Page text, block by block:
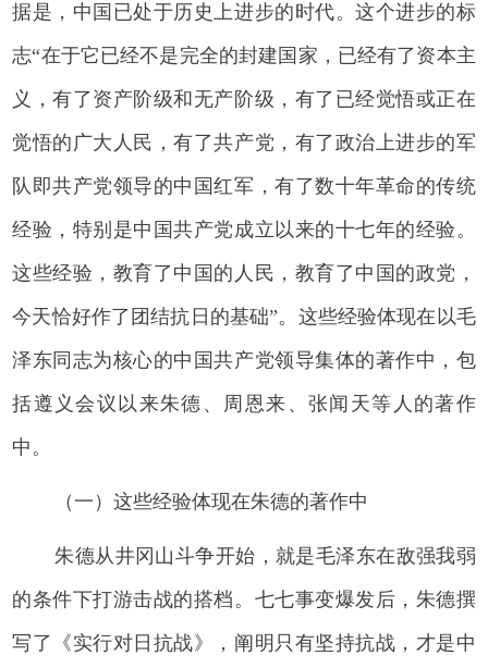
据是，中国已处于历史上进步的时代。这个进步的标
志“在于它已经不是完全的封建国家，已经有了资本主
义，有了资产阶级和无产阶级，有了已经觉悟或正在
觉悟的广大人民，有了共产党，有了政治上进步的军
队即共产党领导的中国红军，有了数十年革命的传统
经验，特别是中国共产党成立以来的十七年的经验。
这些经验，教育了中国的人民，教育了中国的政党，
今天恰好作了团结抗日的基础”。这些经验体现在以毛
泽东同志为核心的中国共产党领导集体的著作中，包
括遵义会议以来朱德、周恩来、张闻天等人的著作
中。
（一）这些经验体现在朱德的著作中
朱德从井冈山斗争开始，就是毛泽东在敌强我弱
的条件下打游击战的搭档。七七事变爆发后，朱德撰
写了《实行对日抗战》，阐明只有坚持抗战，才是中